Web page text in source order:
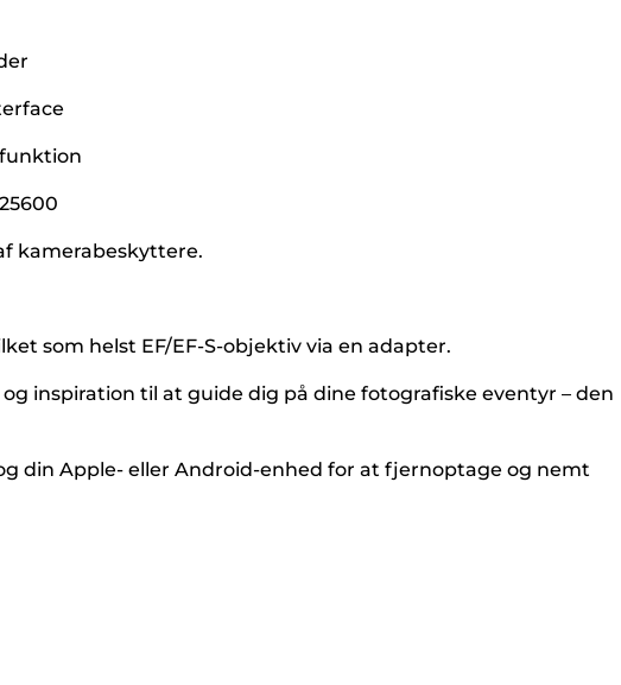
kamerabeskyttere.
som helst EF/EF-S-objektiv via en adapter.
inspiration til at guide dig på dine fotografiske eventyr – den
din Apple- eller Android-enhed for at fjernoptage og nemt